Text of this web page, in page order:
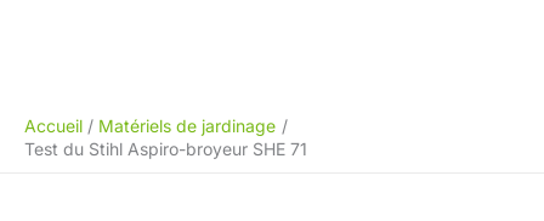
Accueil
Matériels de jardinage
Test du Stihl Aspiro-broyeur SHE 71